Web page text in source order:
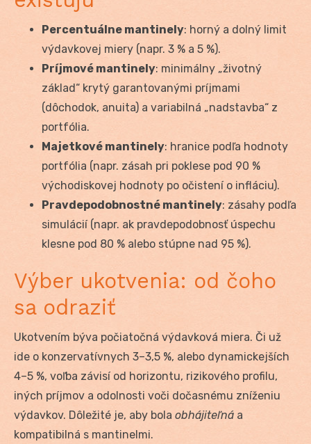
Percentuálne mantinely: horný a dolný limit
výdavkovej miery (napr. 3 % a 5 %).
Príjmové mantinely: minimálny „životný
základ“ krytý garantovanými príjmami
(dôchodok, anuita) a variabilná „nadstavba“ z
portfólia.
Majetkové mantinely: hranice podľa hodnoty
portfólia (napr. zásah pri poklese pod 90 %
východiskovej hodnoty po očistení o infláciu).
Pravdepodobnostné mantinely: zásahy podľa
simulácií (napr. ak pravdepodobnosť úspechu
klesne pod 80 % alebo stúpne nad 95 %).
Výber ukotvenia: od čoho
sa odraziť
Ukotvením býva počiatočná výdavková miera. Či už
ide o konzervatívnych 3–3,5 %, alebo dynamickejších
4–5 %, voľba závisí od horizontu, rizikového profilu,
iných príjmov a odolnosti voči dočasnému zníženiu
výdavkov. Dôležité je, aby bola obhájiteľná a
kompatibilná s mantinelmi.